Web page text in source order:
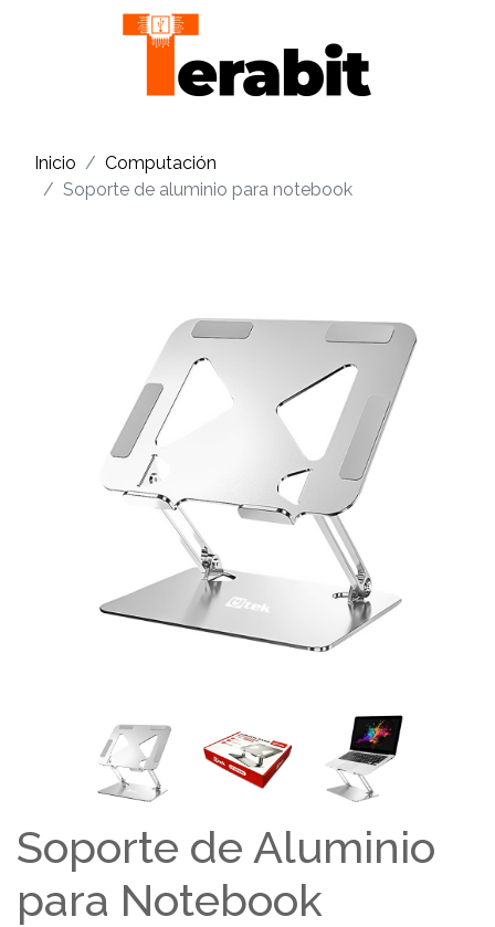
Inicio
Computación
Soporte de aluminio para notebook
Soporte de Aluminio
para Notebook